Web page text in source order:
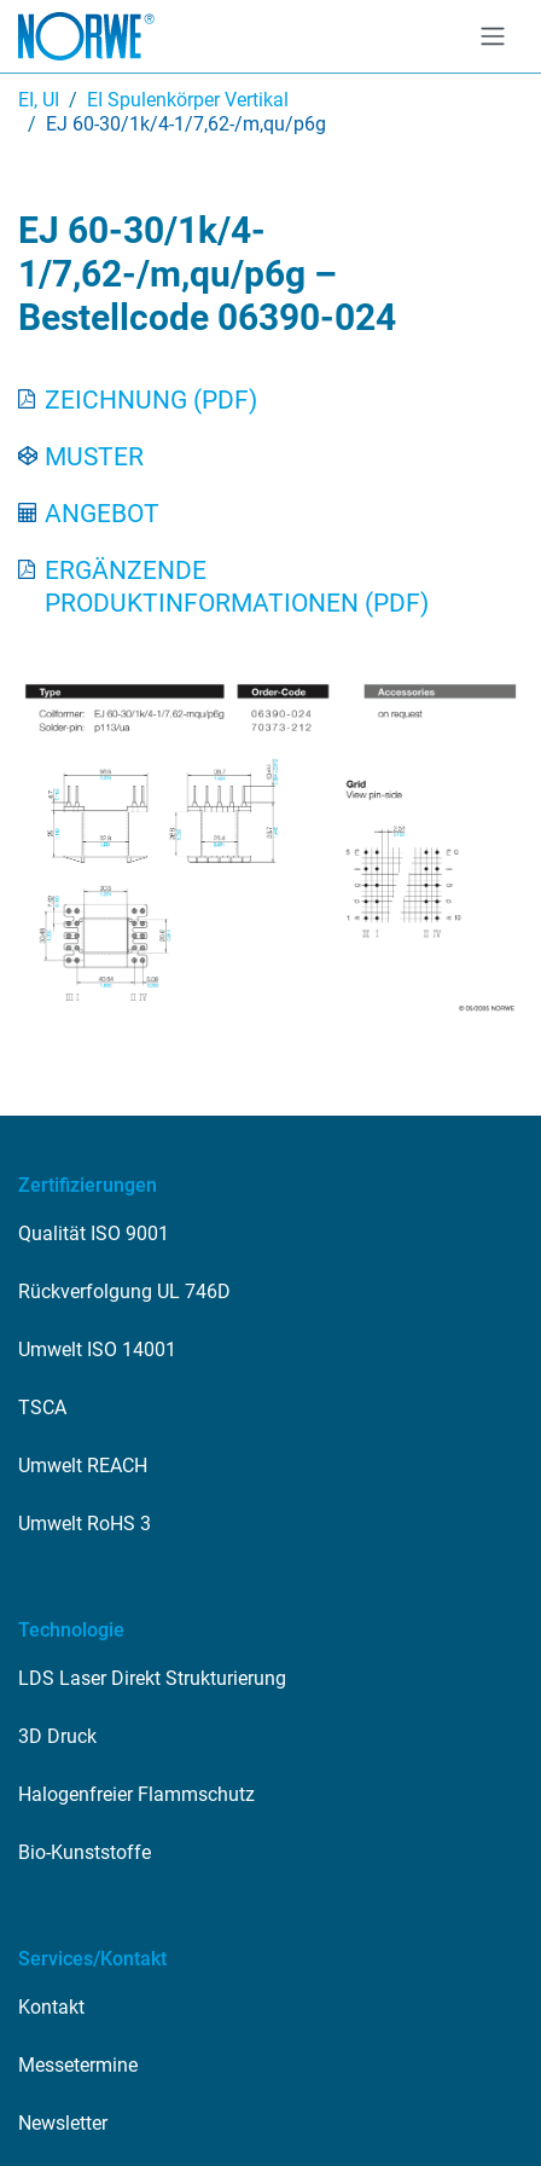
EI, UI
EI Spulenkörper Vertikal
EJ 60-30/1k/4-1/7,62-/m,qu/p6g
EJ 60-30/1k/4-
1/7,62-/m,qu/p6g –
Bestellcode 06390-024
ZEICHNUNG (PDF)
MUSTER
ANGEBOT
ERGÄNZENDE
PRODUKTINFORMATIONEN (PDF)
Zertifizierungen
Qualität ISO 9001
Rückverfolgung UL 746D
Umwelt ISO 14001
TSCA
Umwelt REACH
Umwelt RoHS 3
Technologie
LDS Laser Direkt Strukturierung
3D Druck
Halogenfreier Flammschutz
Bio-Kunststoffe
Services/Kontakt
Kontakt
Messetermine
Newsletter